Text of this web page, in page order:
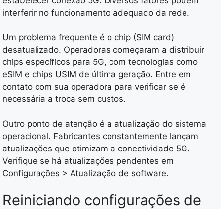
interferir no funcionamento adequado da rede.
Um problema frequente é o chip (SIM card)
desatualizado. Operadoras começaram a distribuir
chips específicos para 5G, com tecnologias como
eSIM e chips USIM de última geração. Entre em
contato com sua operadora para verificar se é
necessária a troca sem custos.
Outro ponto de atenção é a atualização do sistema
operacional. Fabricantes constantemente lançam
atualizações que otimizam a conectividade 5G.
Verifique se há atualizações pendentes em
Configurações > Atualização de software.
Reiniciando configurações de